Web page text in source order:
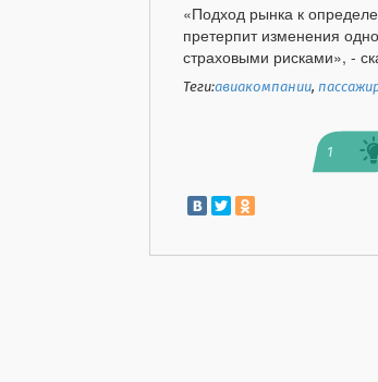
«Подход рынка к
претерпит изменения
страховыми рисками», -
Теги:авиакомпании,
1